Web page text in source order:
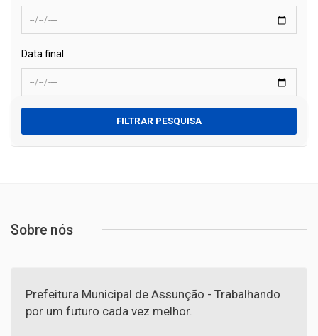
Data final
FILTRAR PESQUISA
Sobre nós
Prefeitura Municipal de Assunção - Trabalhando
por um futuro cada vez melhor.